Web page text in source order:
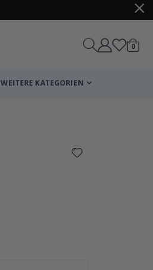
Wagen
0
WEITERE KATEGORIEN